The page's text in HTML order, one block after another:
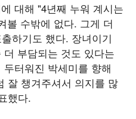
대해 "4년째 누워 계시는
볼 수밖에 없다. 그게 더
하기도 했다. 장녀이기
부담되는 것도 있다는
터워진 박세미를 향해
잘 챙겨주셔서 의지를 많
했다.